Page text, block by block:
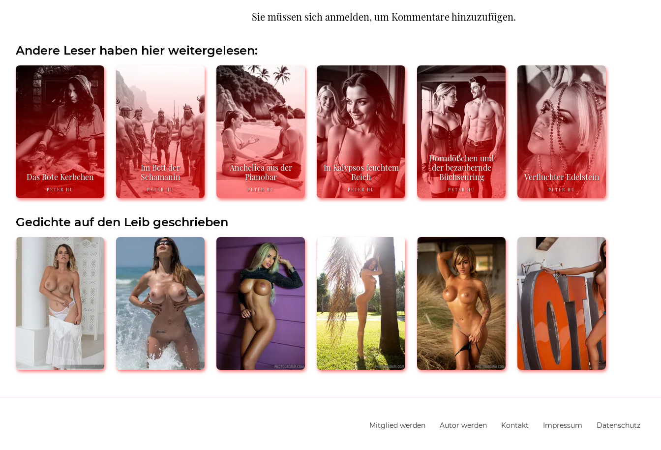
Sie müssen sich anmelden, um Kommentare hinzuzufügen.
Andere Leser haben hier weitergelesen:
Das Rote Kerbchen
PETER HU
Im Bett der
Schamanin
PETER HU
Anchelica aus der
Pianobar
PETER HU
In Kalypsos feuchtem
Reich
PETER HU
Dorndößchen und
der bezaubernde
Büchsenring
PETER HU
Verfluchter Edelstein
PETER HU
Gedichte auf den Leib geschrieben
Navigation
Mitglied werden Autor werden Kontakt Impressum Datenschutz